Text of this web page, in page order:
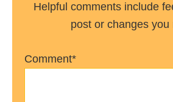
Helpful comments include
post or changes you
Comment*